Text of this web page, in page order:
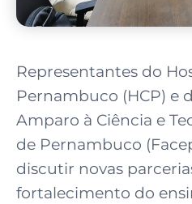
Representantes do
Pernambuco (HCP) e
Amparo à Ciência e
de Pernambuco
discutir novas
fortalecimento do